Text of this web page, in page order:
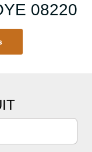
08220